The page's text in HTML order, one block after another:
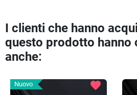
I clienti che hanno
questo prodotto hanno
anche:
Nuovo favorite